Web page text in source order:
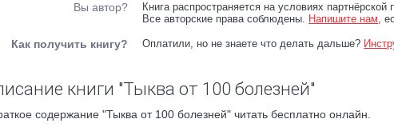
Вы автор?
Книга распространяется на условиях партнёрской
Все авторские права соблюдены. Напишите нам,
Как получить книгу? Оплатили, но не знаете что делать дальше?
книги "Тыква от 100 болезней"
содержание "Тыква от 100 болезней" читать бесплатно онлайн.